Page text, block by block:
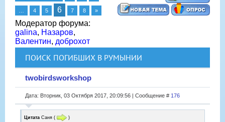
4 5 6 7 8 »
Модератор форума:
galina, Назаров,
Валентин, доброхот
ПОИСК ПОГИБШИХ В РУМЫНИИ
twobirdsworkshop
Дата: Вторник, 03 Октября 2017, 20:09:56 | Сообщение # 176
Цитата Саня ( )